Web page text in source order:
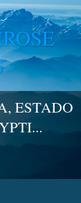
ESTADO